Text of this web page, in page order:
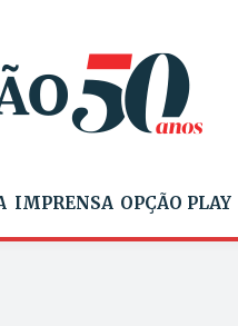
IMPRENSA OPÇÃO PLAY